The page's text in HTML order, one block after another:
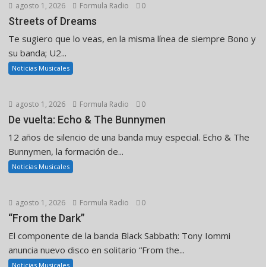
agosto 1, 2026 Formula Radio 0
Streets of Dreams
Te sugiero que lo veas, en la misma línea de siempre Bono y
su banda; U2...
Noticias Musicales
agosto 1, 2026 Formula Radio 0
De vuelta: Echo & The Bunnymen
12 años de silencio de una banda muy especial. Echo & The
Bunnymen, la formación de...
Noticias Musicales
agosto 1, 2026 Formula Radio 0
“From the Dark”
El componente de la banda Black Sabbath: Tony Iommi
anuncia nuevo disco en solitario “From the...
Noticias Musicales